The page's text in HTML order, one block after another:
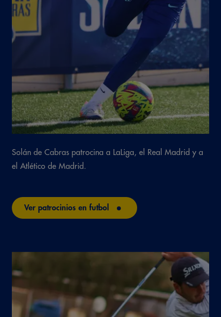
Solán de Cabras patrocina a LaLiga, el Real Madrid y a
el Atlético de Madrid.
Ver patrocinios en futbol